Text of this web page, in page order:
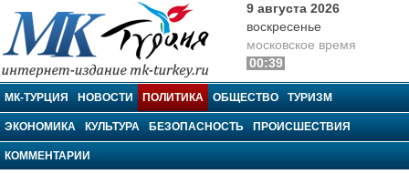
МК-Турция
9 августа 2026
воскресенье
московское время
00:39
МК-ТУРЦИЯ НОВОСТИ ПОЛИТИКА ОБЩЕСТВО ТУРИЗМ
ЭКОНОМИКА КУЛЬТУРА БЕЗОПАСНОСТЬ ПРОИСШЕСТВИЯ
КОММЕНТАРИИ